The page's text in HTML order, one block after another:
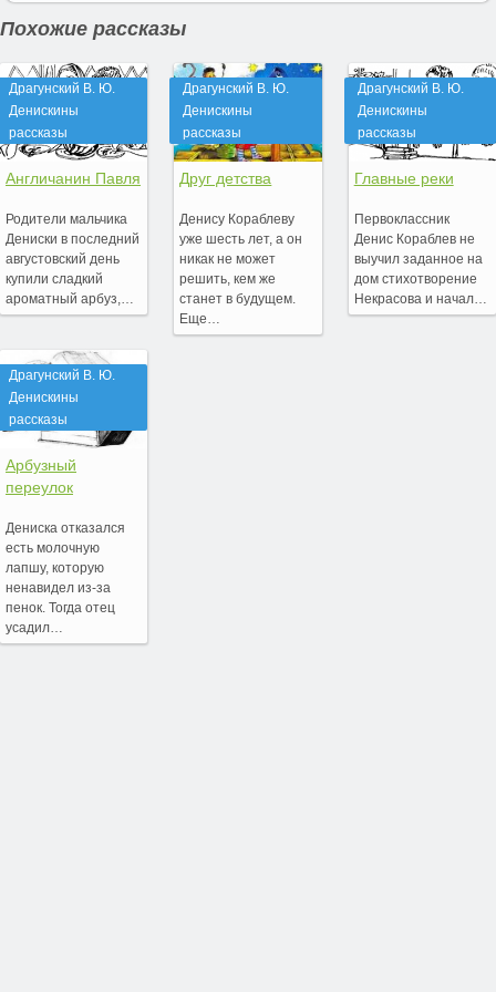
Похожие рассказы
Драгунский В. Ю.
Денискины
рассказы
Англичанин Павля
Родители мальчика
Дениски в последний
августовский день
купили сладкий
ароматный арбуз,…
Драгунский В. Ю.
Денискины
рассказы
Арбузный
переулок
Дениска отказался
есть молочную
лапшу, которую
ненавидел из-за
пенок. Тогда отец
усадил…
Драгунский В. Ю.
Денискины
рассказы
Друг детства
Денису Кораблеву
уже шесть лет, а он
никак не может
решить, кем же
станет в будущем.
Еще…
Драгунский В. Ю.
Денискины
рассказы
Главные реки
Первоклассник
Денис Кораблев не
выучил заданное на
дом стихотворение
Некрасова и начал…